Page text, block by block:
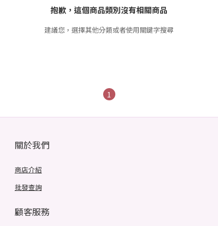
抱歉，這個商品類別沒有相關商品
建議您，選擇其他分類或者使用關鍵字搜尋
1
關於我們
商店介紹
批發查詢
顧客服務